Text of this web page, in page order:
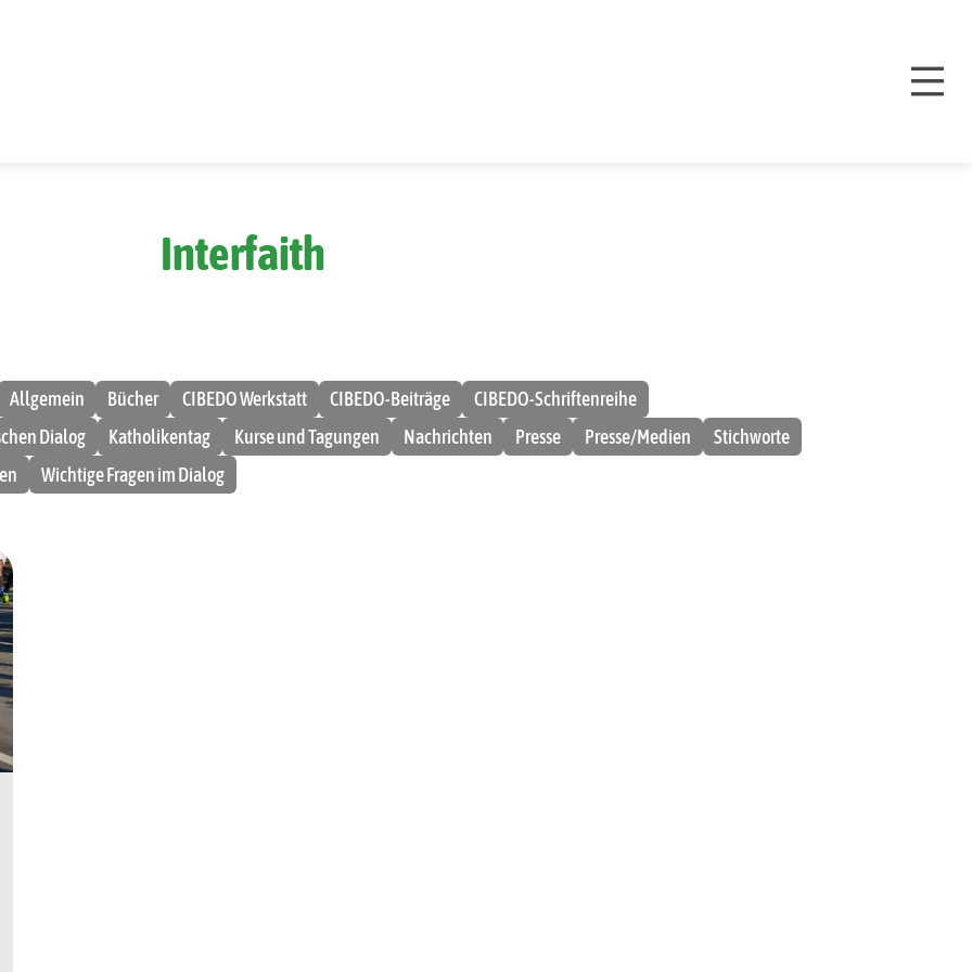
Interfaith
Allgemein Bücher CIBEDO Werkstatt CIBEDO-Beiträge
CIBEDO-Schriftenreihe
Dialog
Katholikentag Kurse und Tagungen Nachrichten Presse Presse/Medien
Stichworte
Wichtige Fragen im Dialog